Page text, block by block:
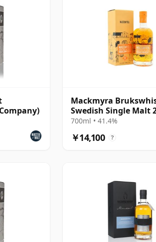
Mackmyra
Swedish Single Malt
700ml • 41.4%
￥14,100 ?